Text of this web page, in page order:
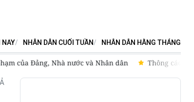
NAY NHÂN DÂN CUỐI TUẦN NHÂN DÂN HẰNG THÁNG
Nhà nước và Nhân dân Thông cáo báo chí số 6 Kỳ